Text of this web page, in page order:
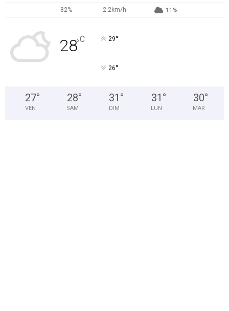
82% 2.2km/h 11%
28°C 29°
26°
27°
VEN
28°
SAM
31 °
DIM
31 °
LUN
30°
MAR